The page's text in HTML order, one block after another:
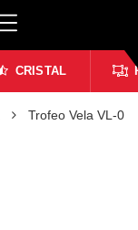
CRISTAL
Trofeo Vela VL-004